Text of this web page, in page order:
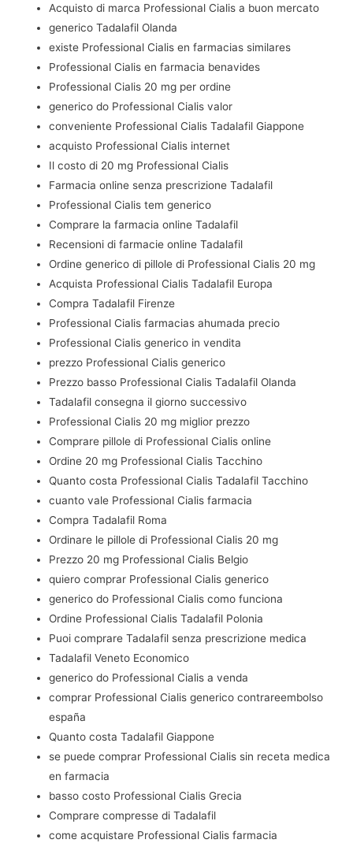
Acquisto di marca Professional Cialis a buon mercato
generico Tadalafil Olanda
existe Professional Cialis en farmacias similares
Professional Cialis en farmacia benavides
Professional Cialis 20 mg per ordine
generico do Professional Cialis valor
conveniente Professional Cialis Tadalafil Giappone
acquisto Professional Cialis internet
Il costo di 20 mg Professional Cialis
Farmacia online senza prescrizione Tadalafil
Professional Cialis tem generico
Comprare la farmacia online Tadalafil
Recensioni di farmacie online Tadalafil
Ordine generico di pillole di Professional Cialis 20 mg
Acquista Professional Cialis Tadalafil Europa
Compra Tadalafil Firenze
Professional Cialis farmacias ahumada precio
Professional Cialis generico in vendita
prezzo Professional Cialis generico
Prezzo basso Professional Cialis Tadalafil Olanda
Tadalafil consegna il giorno successivo
Professional Cialis 20 mg miglior prezzo
Comprare pillole di Professional Cialis online
Ordine 20 mg Professional Cialis Tacchino
Quanto costa Professional Cialis Tadalafil Tacchino
cuanto vale Professional Cialis farmacia
Compra Tadalafil Roma
Ordinare le pillole di Professional Cialis 20 mg
Prezzo 20 mg Professional Cialis Belgio
quiero comprar Professional Cialis generico
generico do Professional Cialis como funciona
Ordine Professional Cialis Tadalafil Polonia
Puoi comprare Tadalafil senza prescrizione medica
Tadalafil Veneto Economico
generico do Professional Cialis a venda
comprar Professional Cialis generico contrareembolso
españa
Quanto costa Tadalafil Giappone
se puede comprar Professional Cialis sin receta medica
en farmacia
basso costo Professional Cialis Grecia
Comprare compresse di Tadalafil
come acquistare Professional Cialis farmacia